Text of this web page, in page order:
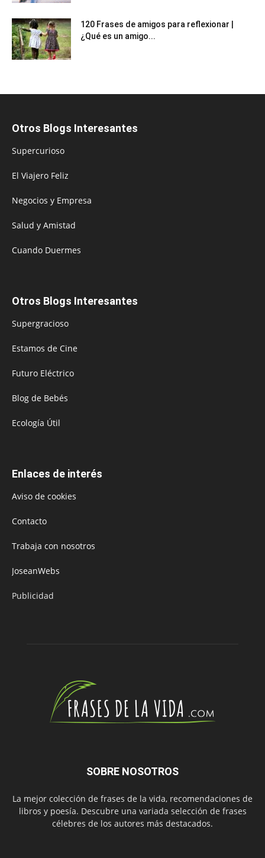
120 Frases de amigos para reflexionar |
¿Qué es un amigo...
Otros Blogs Interesantes
Supercurioso
El Viajero Feliz
Negocios y Empresa
Salud y Amistad
Cuando Duermes
Otros Blogs Interesantes
Supergracioso
Estamos de Cine
Futuro Eléctrico
Blog de Bebés
Ecología Útil
Enlaces de interés
Aviso de cookies
Contacto
Trabaja con nosotros
JoseanWebs
Publicidad
SOBRE NOSOTROS
La mejor colección de frases de la vida, recomendaciones de
libros y poesía. Descubre una variada selección de frases
célebres de los autores más destacados.